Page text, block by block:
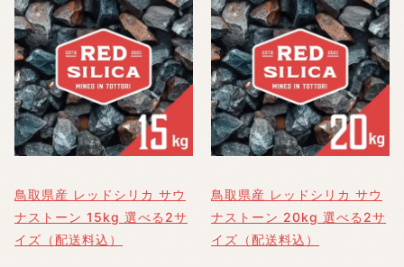
鳥取県産 レッドシリカ サウ
ナストーン 15kg 選べる2サ
イズ（配送料込）
鳥取県産 レッドシリカ サウ
ナストーン 20kg 選べる2サ
イズ（配送料込）